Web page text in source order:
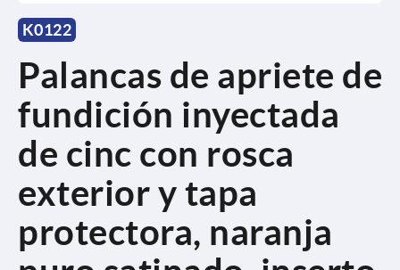
K0122
Palancas de apriete de
fundición inyectada
de cinc con rosca
exterior y tapa
protectora, naranja